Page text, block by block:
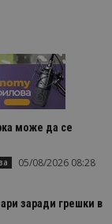
може да се
05/08/2026 08:28
заради грешки в